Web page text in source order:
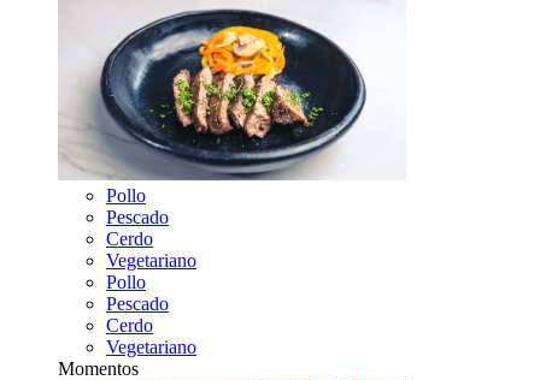
Pollo
Pescado
Cerdo
Vegetariano
Pollo
Pescado
Cerdo
Vegetariano
Momentos